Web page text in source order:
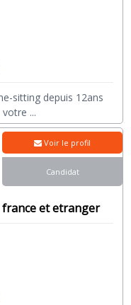
sitting depuis 12ans
votre ...
france et etranger
Voir le profil
Candidat